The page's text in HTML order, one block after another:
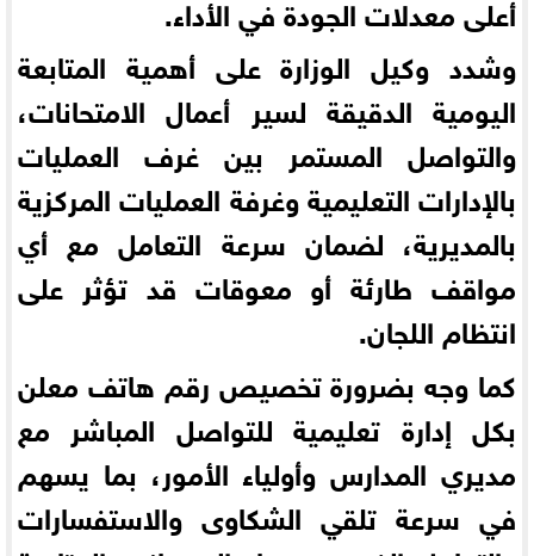
أعلى معدلات الجودة في الأداء.
وشدد وكيل الوزارة على أهمية المتابعة
اليومية الدقيقة لسير أعمال الامتحانات،
والتواصل المستمر بين غرف العمليات
بالإدارات التعليمية وغرفة العمليات المركزية
بالمديرية، لضمان سرعة التعامل مع أي
مواقف طارئة أو معوقات قد تؤثر على
انتظام اللجان.
كما وجه بضرورة تخصيص رقم هاتف معلن
بكل إدارة تعليمية للتواصل المباشر مع
مديري المدارس وأولياء الأمور، بما يسهم
في سرعة تلقي الشكاوى والاستفسارات